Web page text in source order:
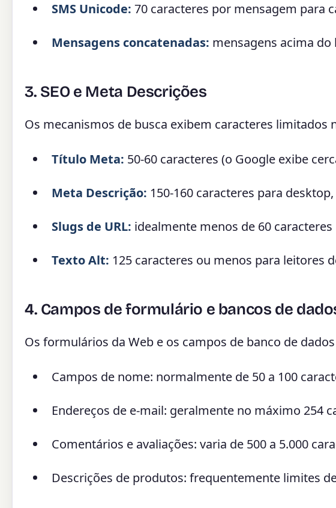
SMS Unicode: 70 caracteres por mensagem para
Mensagens concatenadas: mensagens acima
3. SEO e Meta Descrições
Os mecanismos de busca exibem caracteres limitados
Título Meta: 50-60 caracteres (o Google exibe
Meta Descrição: 150-160 caracteres para
Slugs de URL: idealmente menos de 60
Texto Alt: 125 caracteres ou menos para leitores
4. Campos de formulário e bancos de
Os formulários da Web e os campos de banco de
Campos de nome: normalmente de 50 a 100
Endereços de e-mail: geralmente no máximo 254
Comentários e avaliações: varia de 500 a 5.000
Descrições de produtos: frequentemente limites